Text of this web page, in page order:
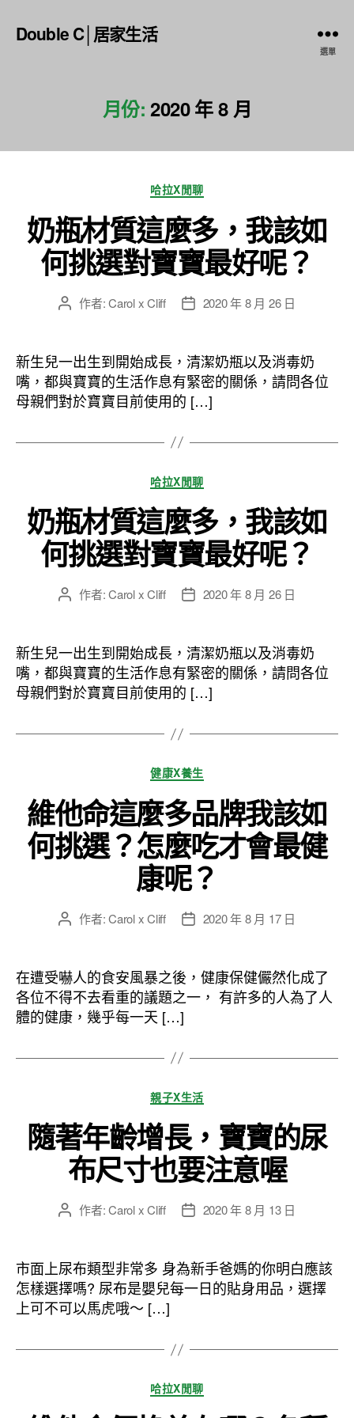
Double C│居家生活
選單
月份: 2020 年 8 月
分
類
哈拉X閒聊
奶瓶材質這麼多，我該如
何挑選對寶寶最好呢？
文
者
作者:Carol x Cliff
文
佈
日
期
2020 年 8 月 26 日
新生兒一出生到開始成長，清潔奶瓶以及消毒奶
嘴，都與寶寶的生活作息有緊密的關係，請問各位
母親們對於寶寶目前使用的 […]
分
類
哈拉X閒聊
奶瓶材質這麼多，我該如
何挑選對寶寶最好呢？
文
者
作者:Carol x Cliff
文
佈
日
期
2020 年 8 月 26 日
新生兒一出生到開始成長，清潔奶瓶以及消毒奶
嘴，都與寶寶的生活作息有緊密的關係，請問各位
母親們對於寶寶目前使用的 […]
分
類
健康X養生
維他命這麼多品牌我該如
何挑選？怎麼吃才會最健
康呢？
文
者
作者:Carol x Cliff
文
佈
2020 年 8 月 17 日
在遭受嚇人的食安風暴之後，健康保健儼然化成了
各位不得不去看重的議題之一， 有許多的人為了人
體的健康，幾乎每一天 […]
分
類
親子X生活
隨著年齡增長，寶寶的尿
布尺寸也要注意喔
文
者
作者:Carol x Cliff
文
佈
日
2020 年 8 月 13 日
市面上尿布類型非常多 身為新手爸媽的你明白應該
怎樣選擇嗎? 尿布是嬰兒每一日的貼身用品，選擇
上可不可以馬虎哦～ […]
分
類
哈拉X閒聊